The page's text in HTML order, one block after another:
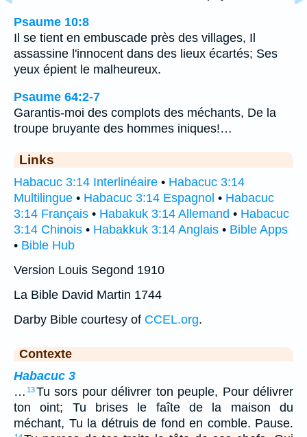
Psaume 10:8
Il se tient en embuscade près des villages, Il
assassine l'innocent dans des lieux écartés; Ses
yeux épient le malheureux.
Psaume 64:2-7
Garantis-moi des complots des méchants, De la
troupe bruyante des hommes iniques!…
Links
Habacuc 3:14 Interlinéaire • Habacuc 3:14
Multilingue • Habacuc 3:14 Espagnol • Habacuc
3:14 Français • Habakuk 3:14 Allemand • Habacuc
3:14 Chinois • Habakkuk 3:14 Anglais • Bible Apps
• Bible Hub
Version Louis Segond 1910
La Bible David Martin 1744
Darby Bible courtesy of CCEL.org.
Contexte
Habacuc 3
… 13Tu sors pour délivrer ton peuple, Pour délivrer
ton oint; Tu brises le faîte de la maison du
méchant, Tu la détruis de fond en comble. Pause.